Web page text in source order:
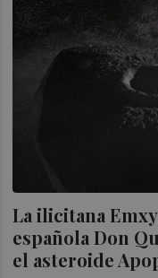
La ilicitana
española Don
el asteroide